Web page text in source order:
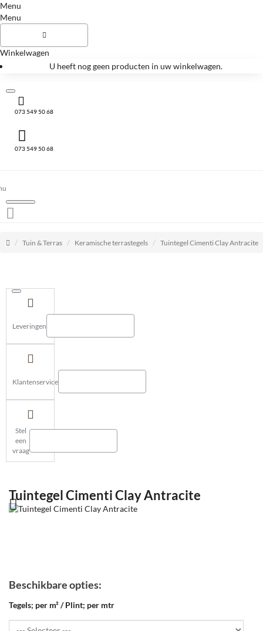
Menu
Menu
Winkelwagen
U heeft nog geen producten in uw winkelwagen.
073 549 50 68
073 549 50 68
homeTuin & Terras Keramische terrastegels Tuintegel Cimenti Clay Antracite
Leveringen
Klantenservice
Stel
een
vraag
Tuintegel Cimenti Clay Antracite
Beschikbare opties:
Tegels; per m² / Plint; per mtr